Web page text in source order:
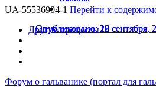
UA-55536904-1 Перейти к
Другие процессы
Форум о гальванике (портал для
Опубликовано:22 сентября,
Опубликовано:26 сентября,
Опубликовано:18 сентября,